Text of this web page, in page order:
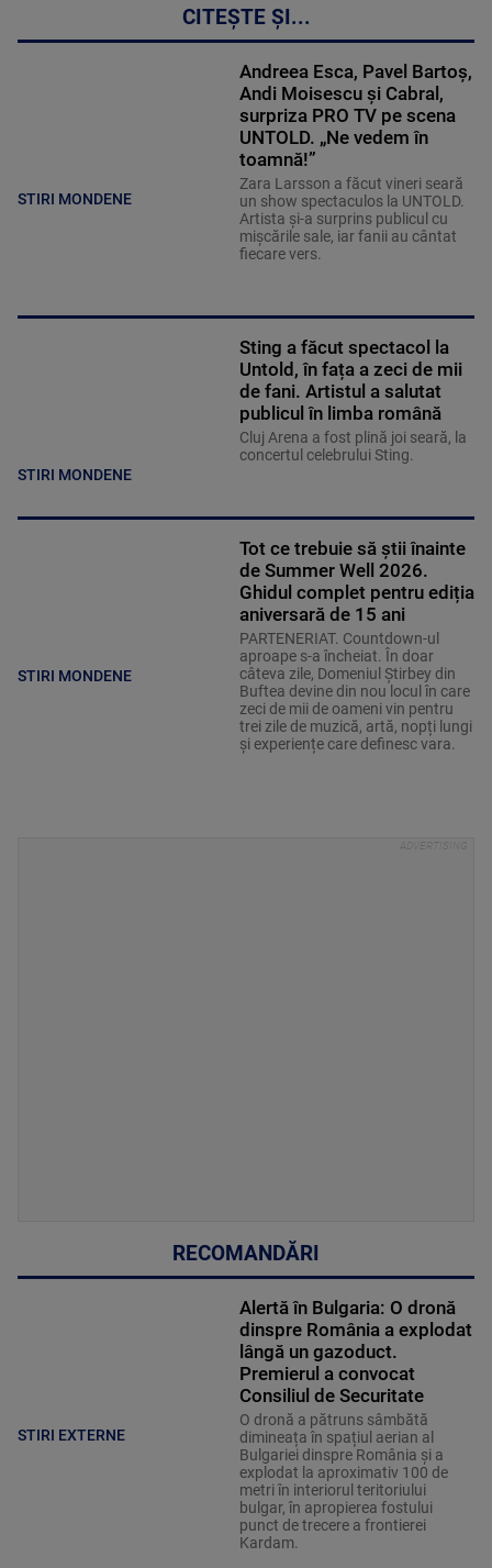
CITEȘTE ȘI...
STIRI MONDENE
Andreea Esca, Pavel Bartoș,
Andi Moisescu și Cabral,
surpriza PRO TV pe scena
UNTOLD. „Ne vedem în
toamnă!”
Zara Larsson a făcut vineri seară
un show spectaculos la UNTOLD.
Artista și-a surprins publicul cu
mișcările sale, iar fanii au cântat
fiecare vers.
STIRI MONDENE
Sting a făcut spectacol la
Untold, în fața a zeci de mii
de fani. Artistul a salutat
publicul în limba română
Cluj Arena a fost plină joi seară, la
concertul celebrului Sting.
STIRI MONDENE
Tot ce trebuie să știi înainte
de Summer Well 2026.
Ghidul complet pentru ediția
aniversară de 15 ani
PARTENERIAT. Countdown-ul
aproape s-a încheiat. În doar
câteva zile, Domeniul Știrbey din
Buftea devine din nou locul în care
zeci de mii de oameni vin pentru
trei zile de muzică, artă, nopți lungi
și experiențe care definesc vara.
RECOMANDĂRI
STIRI EXTERNE
Alertă în Bulgaria: O dronă
dinspre România a explodat
lângă un gazoduct.
Premierul a convocat
Consiliul de Securitate
O dronă a pătruns sâmbătă
dimineața în spațiul aerian al
Bulgariei dinspre România și a
explodat la aproximativ 100 de
metri în interiorul teritoriului
bulgar, în apropierea fostului
punct de trecere a frontierei
Kardam.